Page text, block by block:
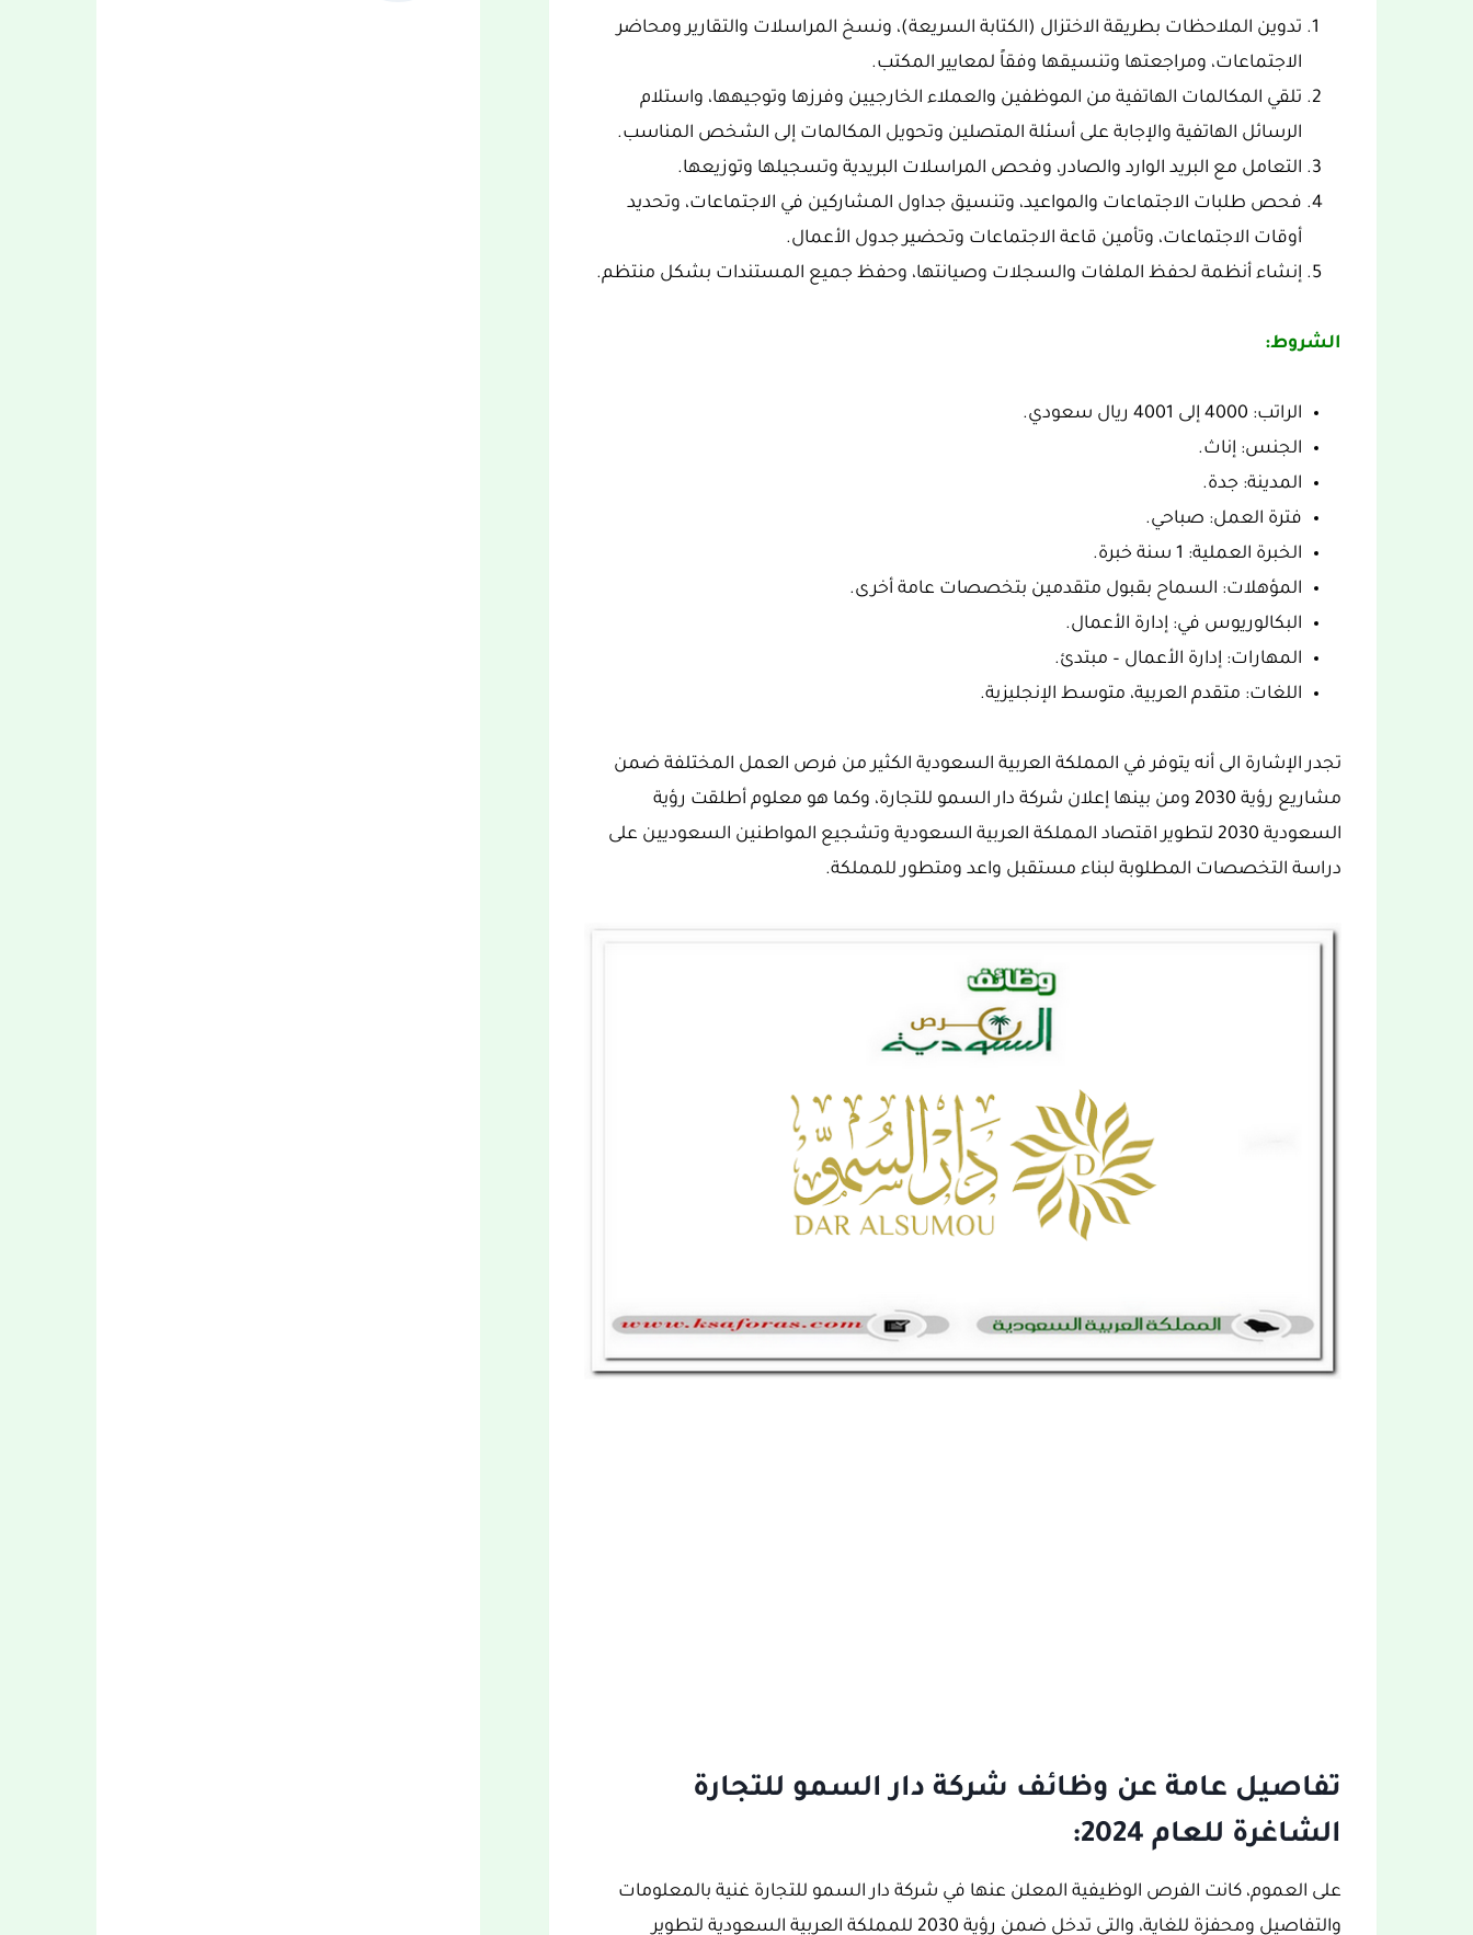
تدوين الملاحظات بطريقة الاختزال (الكتابة السريعة)، ونسخ المراسلات والتقارير ومحاضر
الاجتماعات، ومراجعتها وتنسيقها وفقاً لمعايير المكتب.
تلقي المكالمات الهاتفية من الموظفين والعملاء الخارجيين وفرزها وتوجيهها، واستلام
الرسائل الهاتفية والإجابة على أسئلة المتصلين وتحويل المكالمات إلى الشخص المناسب.
التعامل مع البريد الوارد والصادر، وفحص المراسلات البريدية وتسجيلها وتوزيعها.
فحص طلبات الاجتماعات والمواعيد، وتنسيق جداول المشاركين في الاجتماعات، وتحديد
أوقات الاجتماعات، وتأمين قاعة الاجتماعات وتحضير جدول الأعمال.
إنشاء أنظمة لحفظ الملفات والسجلات وصيانتها، وحفظ جميع المستندات بشكل منتظم.
الشروط:
الراتب: 4000 إلى 4001 ريال سعودي.
الجنس: إناث.
المدينة: جدة.
فترة العمل: صباحي.
الخبرة العملية: 1 سنة خبرة.
المؤهلات: السماح بقبول متقدمين بتخصصات عامة أخرى.
البكالوريوس في: إدارة الأعمال.
المهارات: إدارة الأعمال – مبتدئ.
اللغات: متقدم العربية، متوسط الإنجليزية.
تجدر الإشارة الى أنه يتوفر في المملكة العربية السعودية الكثير من فرص العمل المختلفة ضمن
مشاريع رؤية 2030 ومن بينها إعلان شركة دار السمو للتجارة، وكما هو معلوم أطلقت رؤية
السعودية 2030 لتطوير اقتصاد المملكة العربية السعودية وتشجيع المواطنين السعوديين على
دراسة التخصصات المطلوبة لبناء مستقبل واعد ومتطور للمملكة.
تفاصيل عامة عن وظائف شركة دار السمو للتجارة
الشاغرة للعام 2024:
على العموم، كانت الفرص الوظيفية المعلن عنها في شركة دار السمو للتجارة غنية بالمعلومات
والتفاصيل ومحفزة للغاية، والتي تدخل ضمن رؤية 2030 للمملكة العربية السعودية لتطوير